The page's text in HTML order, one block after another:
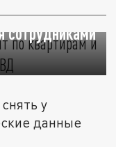
по
сотрудниками
у
данные